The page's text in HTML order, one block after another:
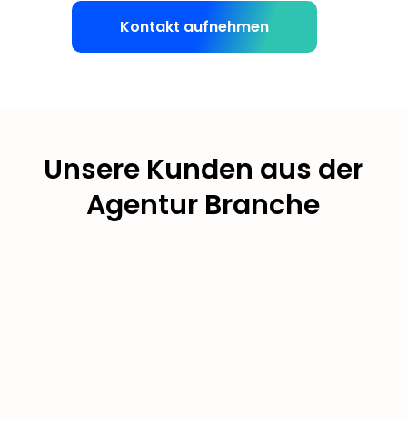
Kontakt aufnehmen
Unsere Kunden aus der
Agentur Branche